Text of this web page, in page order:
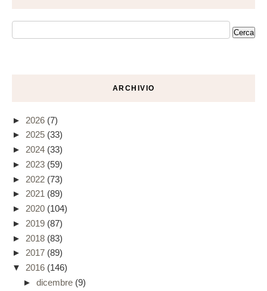
ARCHIVIO
► 2026 (7)
► 2025 (33)
► 2024 (33)
► 2023 (59)
► 2022 (73)
► 2021 (89)
► 2020 (104)
► 2019 (87)
► 2018 (83)
► 2017 (89)
▼ 2016 (146)
► dicembre (9)